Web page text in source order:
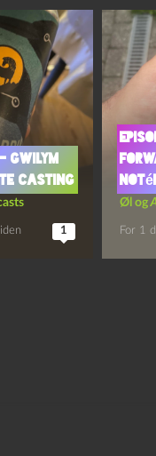
Gwilym
Casting
1
Øl og
For 1